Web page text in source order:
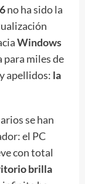
no ha sido la
Windows
para miles de
apellidos: la
se han
el PC
con total
brilla